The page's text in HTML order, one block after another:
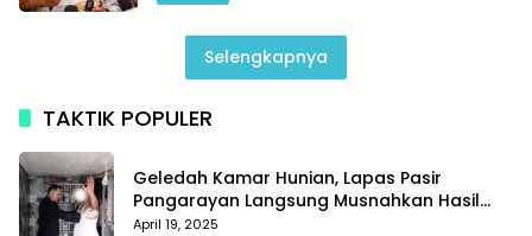
Selengkapnya
TAKTIK POPULER
Geledah Kamar Hunian, Lapas Pasir
Pangarayan Langsung Musnahkan Hasil
Temuan
April 19, 2025